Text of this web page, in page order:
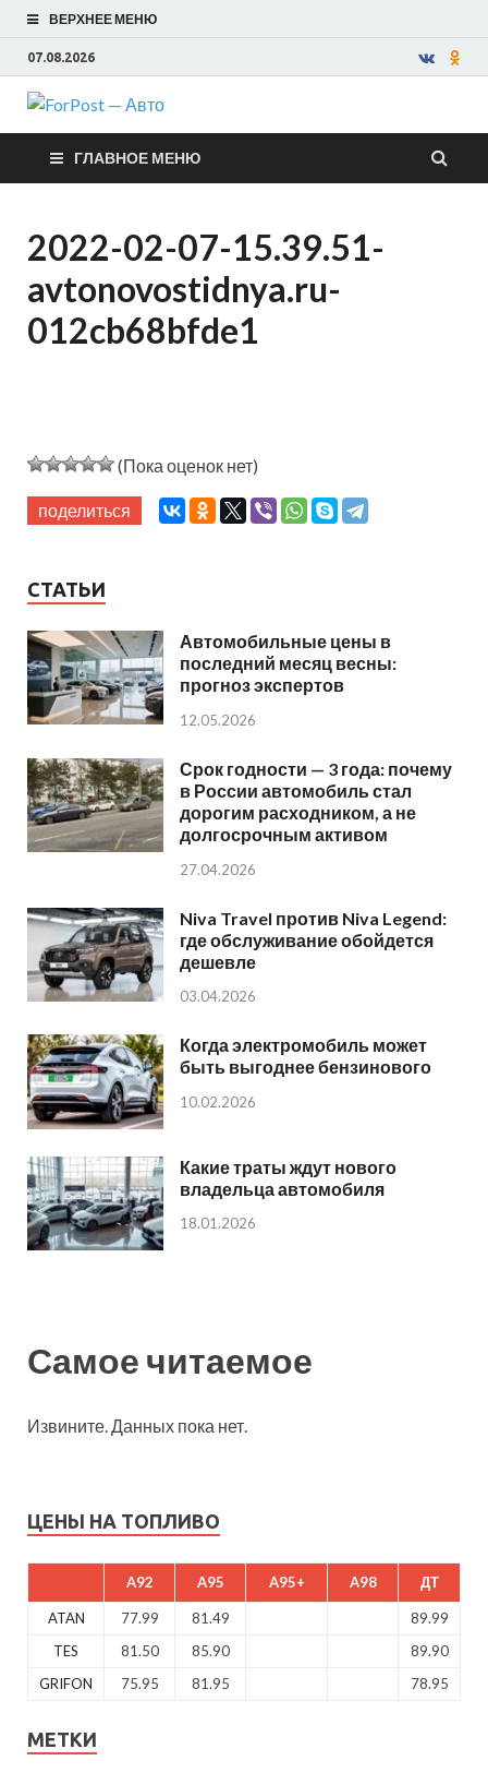
ВЕРХНЕЕ МЕНЮ
07.08.2026
ForPost —
Авто
ГЛАВНОЕ МЕНЮ
2022-02-07-15.39.51-
avtonovostidnya.ru-
012cb68bfde1
(Пока оценок нет)
поделиться
СТАТЬИ
Автомобильные цены в
последний месяц весны:
прогноз экспертов
12.05.2026
Срок годности — 3 года: почему
в России автомобиль стал
дорогим расходником, а не
долгосрочным активом
27.04.2026
Niva Travel против Niva Legend:
где обслуживание обойдется
дешевле
03.04.2026
Когда электромобиль может
быть выгоднее бензинового
10.02.2026
Какие траты ждут нового
владельца автомобиля
18.01.2026
Самое читаемое
Извините. Данных пока нет.
ЦЕНЫ НА ТОПЛИВО
A92 A95 A95+ A98 ДТ
ATAN 77.99 81.49
89.99
TES
81.50 85.90
89.90
GRIFON
75.95 81.95 78.95
МЕТКИ